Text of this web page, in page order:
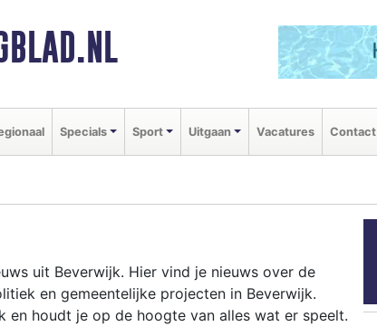
Specials Sport Uitgaan Vacatures Contact
uit Beverwijk. Hier vind je nieuws over de
en gemeentelijke projecten in Beverwijk.
houdt je op de hoogte van alles wat er speelt.